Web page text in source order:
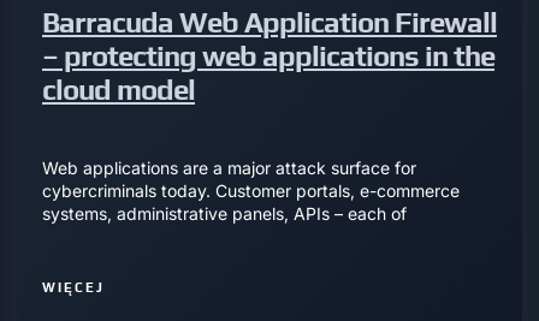
Barracuda Web Application Firewall
– protecting web applications in the
cloud model
Web applications are a major attack surface for
cybercriminals today. Customer portals, e-commerce
systems, administrative panels, APIs – each of
WIĘCEJ